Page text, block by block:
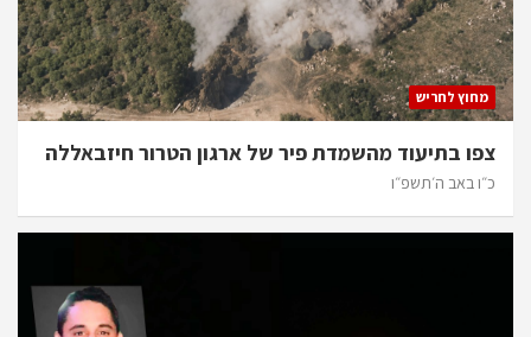
מחוץ לחריש
צפו בתיעוד מהשמדת פיר של ארגון הטרור חיזבאללה
כ״ו באב ה׳תשפ״ו